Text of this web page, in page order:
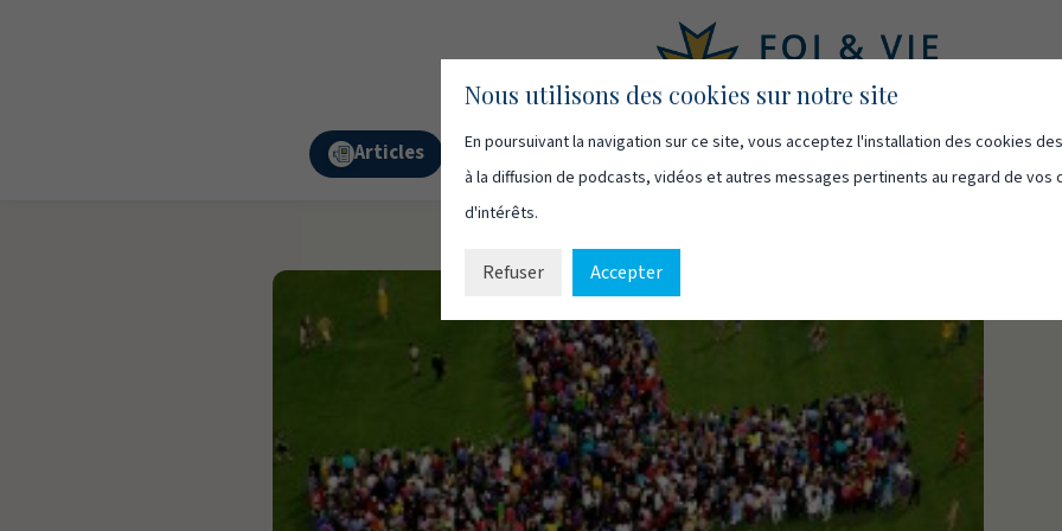
Articles Podcasts Vidéos Qui sommes-nous Ressources
Nous utilisons des cookies sur notre site
En poursuivant la navigation sur ce site, vous acceptez l'installation des cookies
à la diffusion de podcasts, vidéos et autres messages pertinents au regard de vos
d'intérêts.
Refuser Accepter